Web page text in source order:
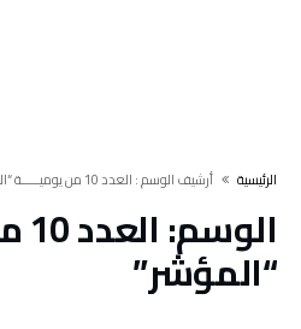
‫الرئيسية‬ ‫أرشيف الوسم :‬ العدد 10 من يوميـــــة “المؤشر”
الوسم:
“المؤشر”